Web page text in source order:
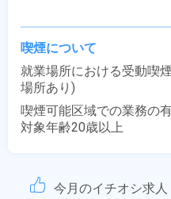
喫煙について
就業場所における受動喫
場所あり)
喫煙可能区域での業務の
対象年齢20歳以上
今月のイチオシ求人